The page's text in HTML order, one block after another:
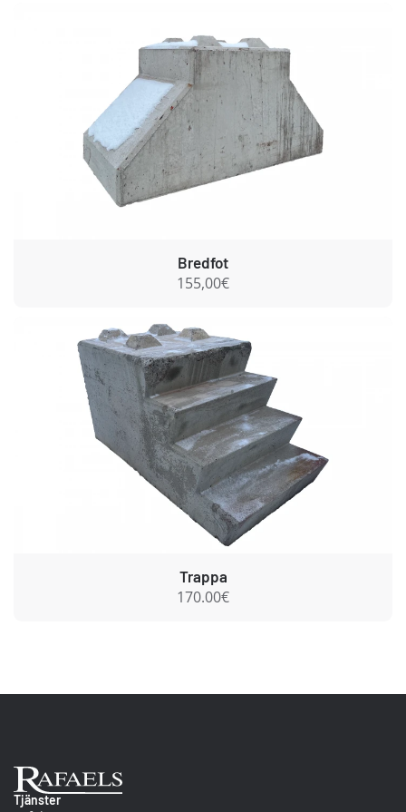
Bredfot
155,00€
Trappa
170.00€
Ab Rafael
Tjänster